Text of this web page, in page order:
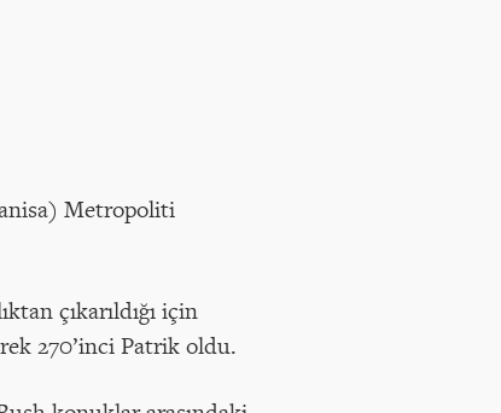
Metropoliti
çıkarıldığı için
270’inci Patrik oldu.